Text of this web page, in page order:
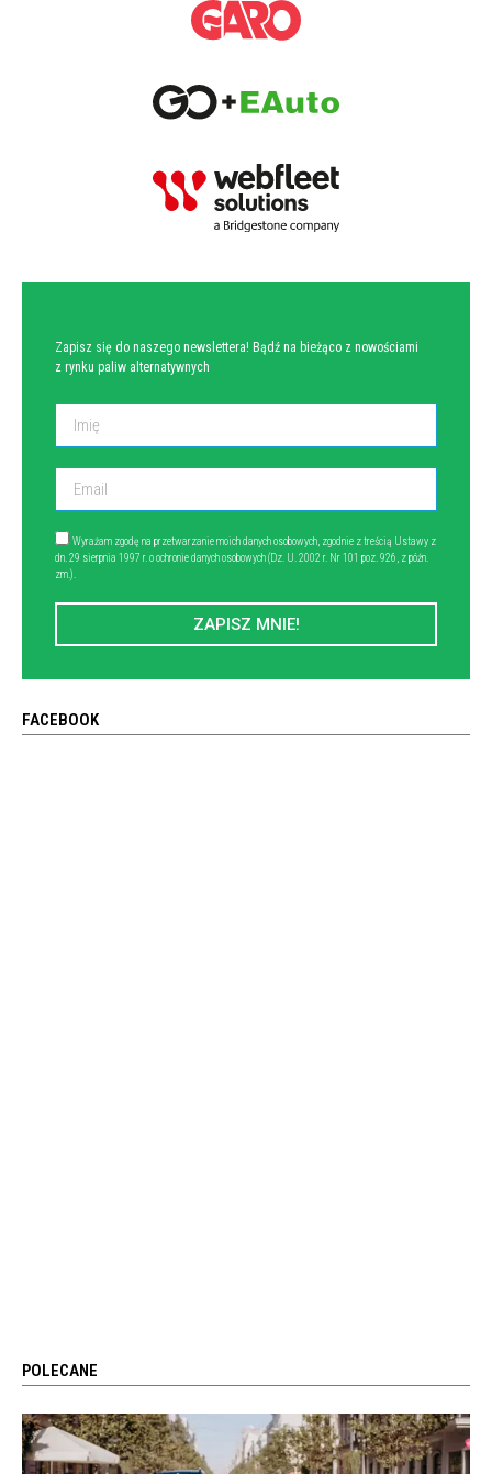
Zapisz się do naszego newslettera! Bądź na bieżąco z nowościami
z rynku paliw alternatywnych
Wyrażam zgodę na przetwarzanie moich danych osobowych, zgodnie z treścią Ustawy z
dn. 29 sierpnia 1997 r. o ochronie danych osobowych (Dz. U. 2002 r. Nr 101 poz. 926, z późn.
zm.).
ZAPISZ MNIE!
FACEBOOK
POLECANE